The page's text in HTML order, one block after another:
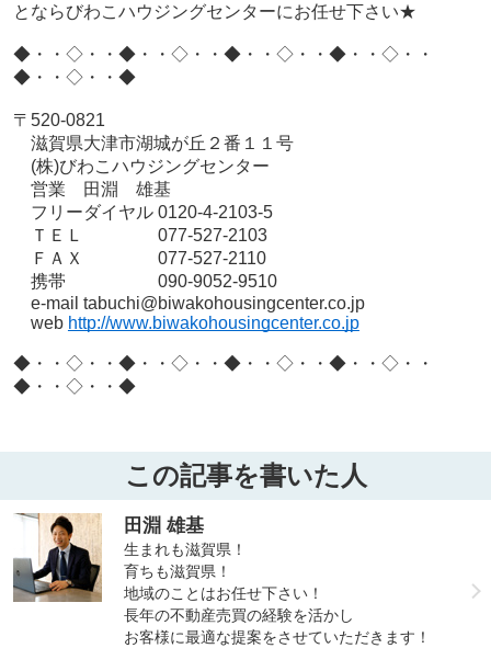
とならびわこハウジングセンターにお任せ下さい★
◆・・◇・・◆・・◇・・◆・・◇・・◆・・◇・・
◆・・◇・・◆
〒520-0821
滋賀県大津市湖城が丘２番１１号
(株)びわこハウジングセンター
営業 田淵 雄基
フリーダイヤル 0120-4-2103-5
ＴＥＬ 077-527-2103
ＦＡＸ 077-527-2110
携帯 090-9052-9510
e-mail tabuchi@biwakohousingcenter.co.jp
web http://www.biwakohousingcenter.co.jp
◆・・◇・・◆・・◇・・◆・・◇・・◆・・◇・・
◆・・◇・・◆
この記事を書いた人
田淵 雄基
生まれも滋賀県！
育ちも滋賀県！
地域のことはお任せ下さい！
長年の不動産売買の経験を活かし
お客様に最適な提案をさせていただきます！